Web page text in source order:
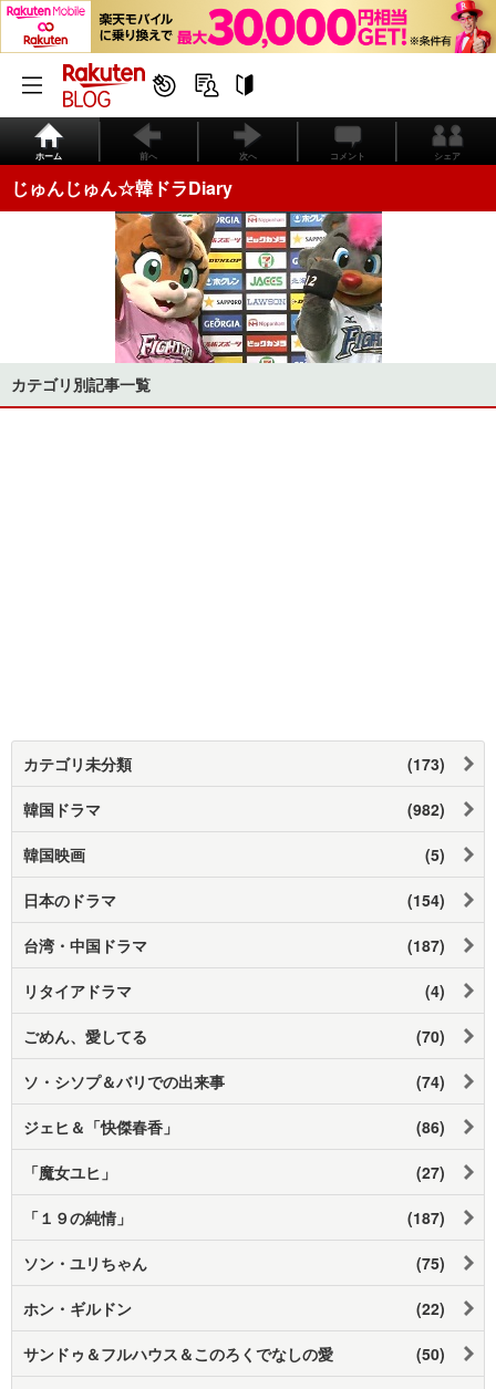
ホーム 前へ 次へ コメント シェア
じゅんじゅん☆韓ドラDiary
カテゴリ別記事一覧
カテゴリ未分類 (173)
韓国ドラマ (982)
韓国映画 (5)
日本のドラマ (154)
台湾・中国ドラマ (187)
リタイアドラマ (4)
ごめん、愛してる (70)
ソ・シソプ＆バリでの出来事 (74)
ジェヒ＆「快傑春香」 (86)
「魔女ユヒ」 (27)
「１９の純情」 (187)
ソン・ユリちゃん (75)
ホン・ギルドン (22)
サンドゥ＆フルハウス＆このろくでなしの愛 (50)